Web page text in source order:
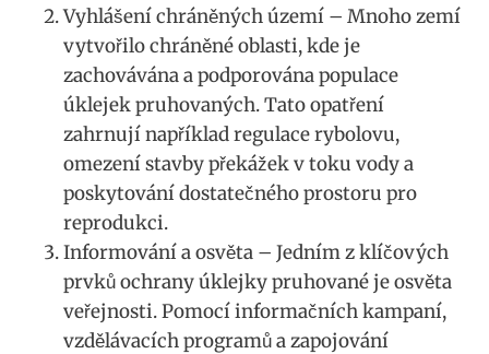
Vyhlášení chráněných území – Mnoho zemí
vytvořilo⁤ chráněné oblasti, kde je
zachovávána a podporována populace⁤
úklejek pruhovaných. Tato opatření‌
zahrnují například regulace rybolovu,
omezení stavby překážek v‍ toku⁢ vody a
poskytování dostatečného prostoru pro
reprodukci.
Informování a‍ osvěta – Jedním z ⁢klíčových
prvků ochrany ‍úklejky pruhované je osvěta
veřejnosti. Pomocí informačních kampaní,
vzdělávacích programů a zapojování